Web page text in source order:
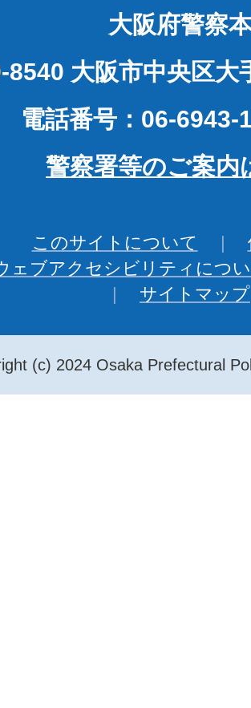
大阪府警察
8540 大阪市中央区大
電話番号：06-6943-
警察署等のご案内
このサイトについて
ェブアクセシビリティにつ
サイトマップ
(c) 2024 Osaka Prefectural